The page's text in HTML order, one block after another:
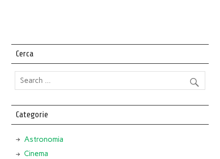
Cerca
Categorie
Astronomia
Cinema